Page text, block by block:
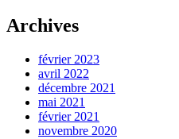
Archives
février 2023
avril 2022
décembre 2021
mai 2021
février 2021
novembre 2020